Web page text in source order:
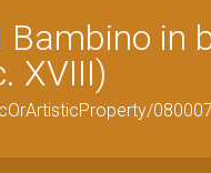
Bambino in
XVIII)